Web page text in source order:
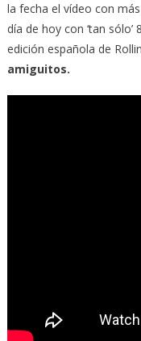
la fecha el vídeo con
día de hoy con ‘tan
edición española de
amiguitos.